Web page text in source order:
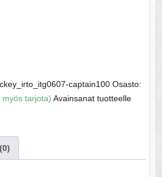
captain100 Osasto:
tarjota) Avainsanat tuotteelle